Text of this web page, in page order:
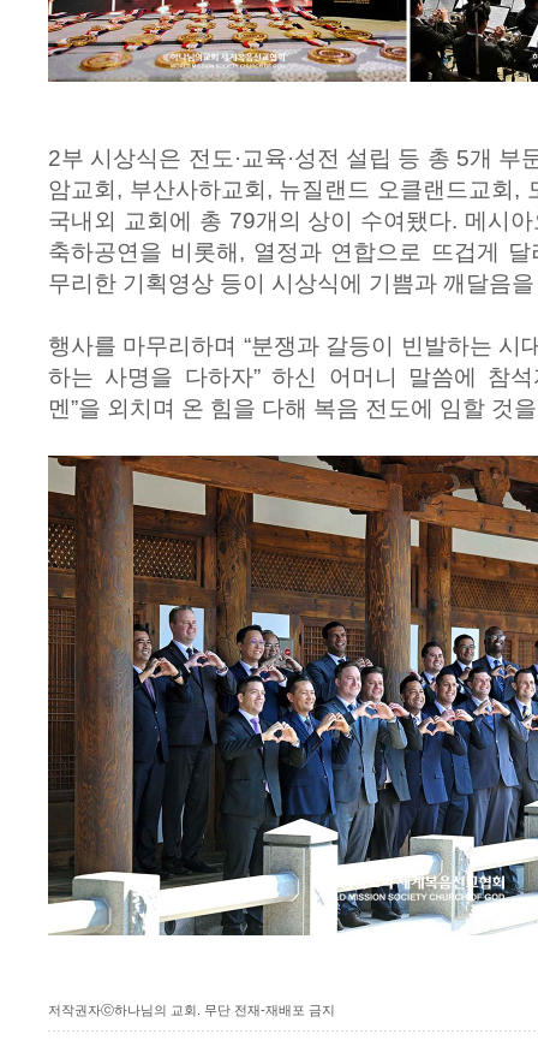
2부 시상식은 전도·교육·성전 설립 등 총 5개 부
암교회, 부산사하교회, 뉴질랜드 오클랜드교회,
국내외 교회에 총 79개의 상이 수여됐다. 메시
축하공연을 비롯해, 열정과 연합으로 뜨겁게
무리한 기획영상 등이 시상식에 기쁨과 깨달음
행사를 마무리하며 “분쟁과 갈등이 빈발하는 시
하는 사명을 다하자” 하신 어머니 말씀에 참
멘”을 외치며 온 힘을 다해 복음 전도에 임할 것
저작권자ⓒ하나님의 교회. 무단 전재-재배포 금지